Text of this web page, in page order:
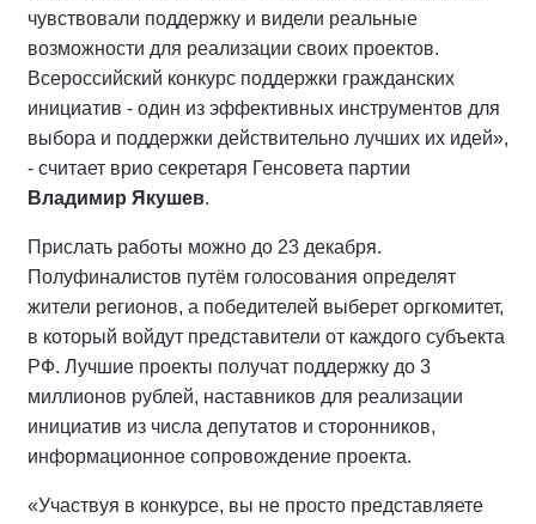
чувствовали поддержку и видели реальные
возможности для реализации своих проектов.
Всероссийский конкурс поддержки гражданских
инициатив - один из эффективных инструментов для
выбора и поддержки действительно лучших их идей»,
- считает врио секретаря Генсовета партии
Владимир Якушев.
Прислать работы можно до 23 декабря.
Полуфиналистов путём голосования определят
жители регионов, а победителей выберет оргкомитет,
в который войдут представители от каждого субъекта
РФ. Лучшие проекты получат поддержку до 3
миллионов рублей, наставников для реализации
инициатив из числа депутатов и сторонников,
информационное сопровождение проекта.
«Участвуя в конкурсе, вы не просто представляете